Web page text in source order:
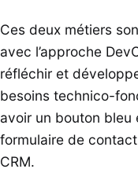
Ces deux métiers
avec l’approche
réfléchir et
besoins technico-
avoir un bouton bleu
formulaire de
CRM.